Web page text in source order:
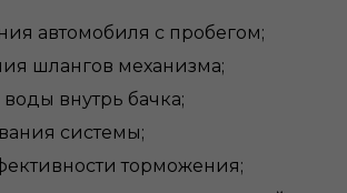
автомобиля с пробегом;
шлангов механизма;
внутрь бачка;
системы;
торможения;